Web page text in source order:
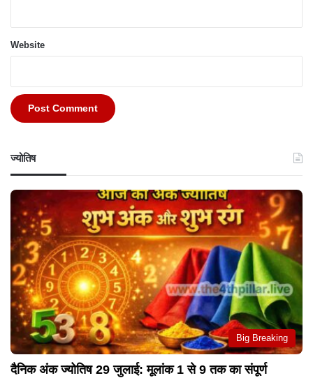
Website
ज्योतिष
Big Breaking
दैनिक अंक ज्योतिष 29 जुलाई: मूलांक 1 से 9 तक का संपूर्ण